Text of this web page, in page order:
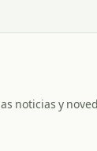
noticias y